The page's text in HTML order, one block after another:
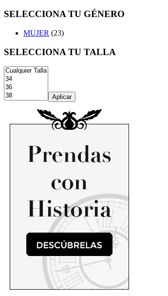
SELECCIONA TU GÉNERO
MUJER (23)
SELECCIONA TU TALLA
Aplicar